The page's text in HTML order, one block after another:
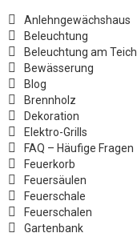
Anlehngewächshaus
Beleuchtung
Beleuchtung am Teich
Bewässerung
Blog
Brennholz
Dekoration
Elektro-Grills
FAQ – Häufige Fragen
Feuerkorb
Feuersäulen
Feuerschale
Feuerschalen
Gartenbank